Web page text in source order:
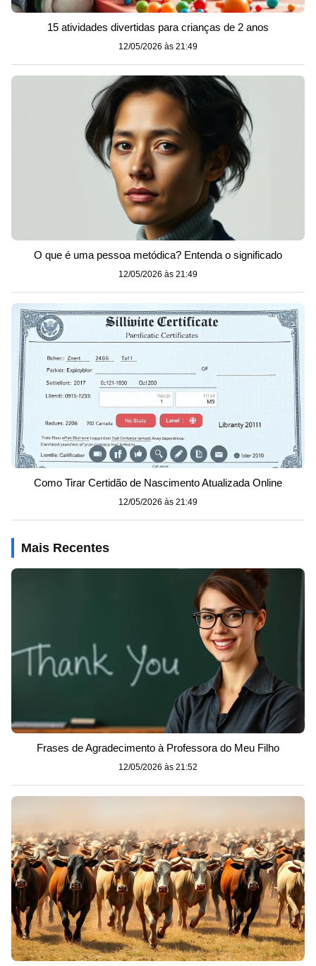
15 atividades divertidas para crianças de 2 anos
12/05/2026 às 21:49
O que é uma pessoa metódica? Entenda o significado
12/05/2026 às 21:49
Como Tirar Certidão de Nascimento Atualizada Online
12/05/2026 às 21:49
Mais Recentes
Frases de Agradecimento à Professora do Meu Filho
12/05/2026 às 21:52